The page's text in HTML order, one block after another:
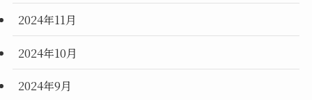
2024年11月
2024年10月
2024年9月